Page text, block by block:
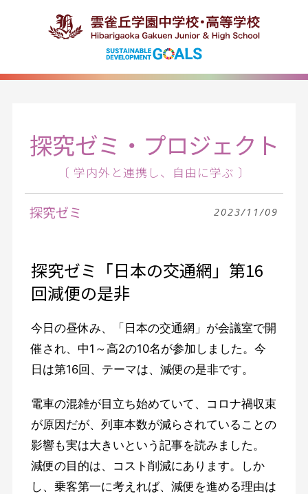
探究ゼミ・プロジェクト
〔 学内外と連携し、自由に学ぶ 〕
探究ゼミ 2023/11/09
探究ゼミ「日本の交通網」第16
回減便の是非
今日の昼休み、「日本の交通網」が会議室で開
催され、中1～高2の10名が参加しました。今
日は第16回、テーマは、減便の是非です。
電車の混雑が目立ち始めていて、コロナ禍収束
が原因だが、列車本数が減らされていることの
影響も実は大きいという記事を読みました。
減便の目的は、コスト削減にあります。しか
し、乗客第一に考えれば、減便を進める理由は